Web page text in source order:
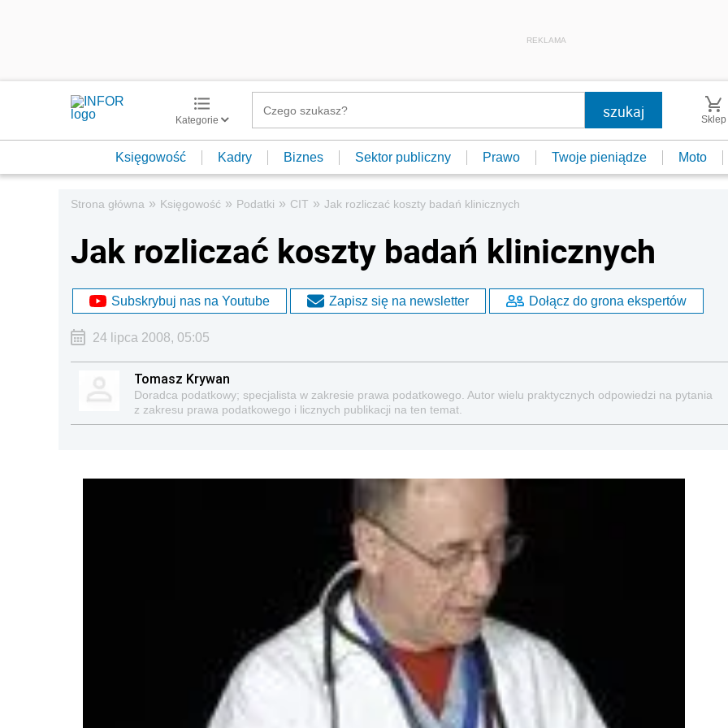
REKLAMA
Kategorie Sklep
Księgowość Kadry Biznes Sektor publiczny Prawo Twoje pieniądze Moto
Strona główna » Księgowość » Podatki » CIT » Jak rozliczać koszty badań klinicznych
Jak rozliczać koszty badań klinicznych
Subskrybuj nas na Youtube Zapisz się na newsletter Dołącz do grona ekspertów
24 lipca 2008, 05:05
Tomasz Krywan
Doradca podatkowy; specjalista w zakresie prawa podatkowego. Autor wielu praktycznych odpowiedzi na pytania
z zakresu prawa podatkowego i licznych publikacji na ten temat.